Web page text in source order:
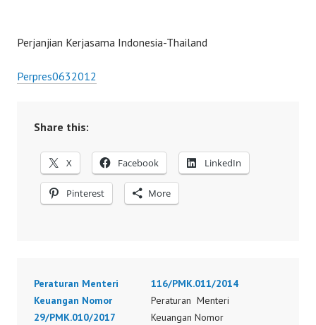
Perjanjian Kerjasama Indonesia-Thailand
Perpres0632012
Share this:
X Facebook LinkedIn
Pinterest More
Peraturan Menteri
Keuangan Nomor
29/PMK.010/2017
116/PMK.011/2014
Peraturan Menteri
Keuangan Nomor